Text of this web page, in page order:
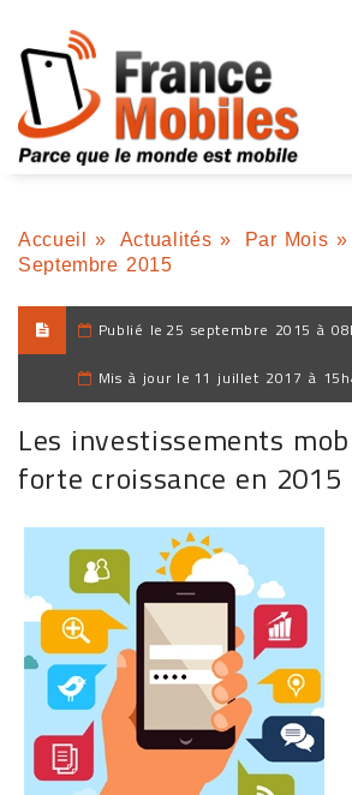
Accueil » Actualités » Par Mois »
Septembre 2015
Publié le 25 septembre 2015 à
Mis à jour le 11 juillet 2017 à
Les investissements
forte croissance en 2015